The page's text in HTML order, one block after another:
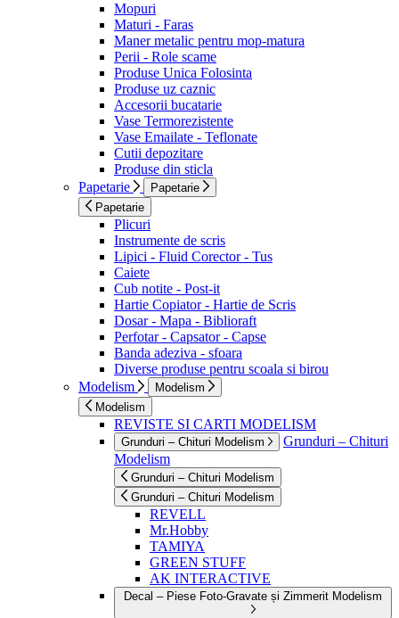
Mopuri
Maturi - Faras
Maner metalic pentru mop-matura
Perii - Role scame
Produse Unica Folosinta
Produse uz caznic
Accesorii bucatarie
Vase Termorezistente
Vase Emailate - Teflonate
Cutii depozitare
Produse din sticla
Papetarie
Papetarie
Papetarie
Plicuri
Instrumente de scris
Lipici - Fluid Corector - Tus
Caiete
Cub notite - Post-it
Hartie Copiator - Hartie de Scris
Dosar - Mapa - Biblioraft
Perfotar - Capsator - Capse
Banda adeziva - sfoara
Diverse produse pentru scoala si birou
Modelism
Modelism
Modelism
REVISTE SI CARTI MODELISM
Grunduri – Chituri Modelism
Grunduri – Chituri
Modelism
Grunduri – Chituri Modelism
Grunduri – Chituri Modelism
REVELL
Mr.Hobby
TAMIYA
GREEN STUFF
AK INTERACTIVE
Decal – Piese Foto-Gravate și Zimmerit Modelism